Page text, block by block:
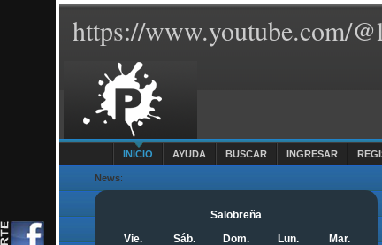
https://www.youtube.com/
INICIO AYUDA BUSCAR INGRESAR
News: